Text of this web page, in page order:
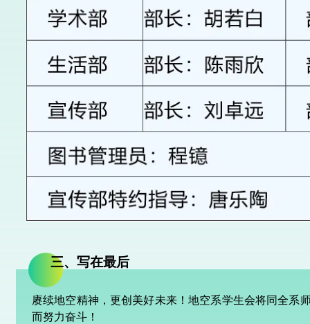
三、写在最后
赓续地空精神，更创美好未来！地空系学生会将同全系
而努力奋斗！